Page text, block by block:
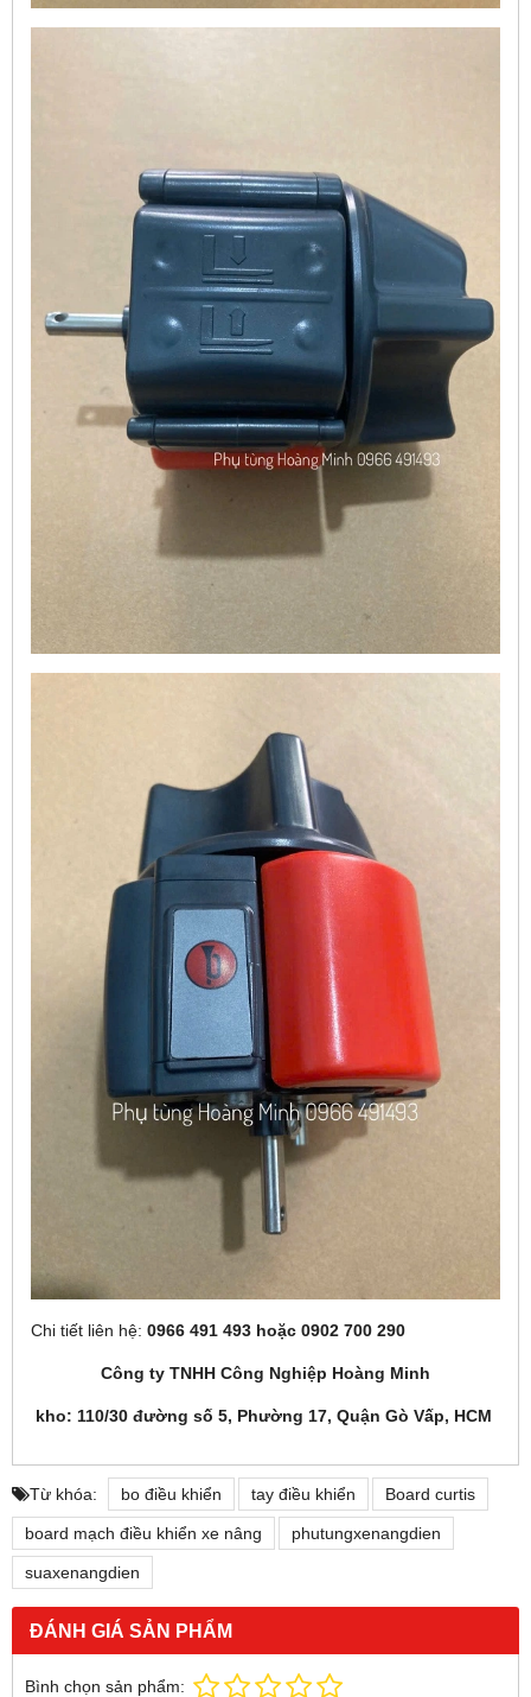
Chi tiết liên hệ: 0966 491 493 hoặc 0902 700 290
Công ty TNHH Công Nghiệp Hoàng Minh
kho: 110/30 đường số 5, Phường 17, Quận Gò Vấp, HCM
Từ khóa: bo điều khiển tay điều khiển Board curtis
board mạch điều khiển xe nâng phutungxenangdien
suaxenangdien
ĐÁNH GIÁ SẢN PHẨM
Bình chọn sản phẩm: